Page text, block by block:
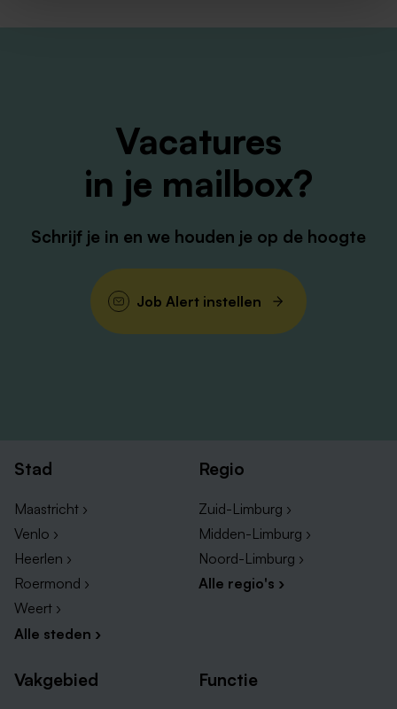
Leuk dat je je voor onze bewoners wilt inzetten! Je
Vacatures
in je mailbox?
Schrijf je in en we houden je op de hoogte
Job Alert instellen
Stad
Maastricht ›
Venlo ›
Heerlen ›
Roermond ›
Weert ›
Alle steden ›
Regio
Zuid-Limburg ›
Midden-Limburg ›
Noord-Limburg ›
Alle regio's ›
Vakgebied Functie